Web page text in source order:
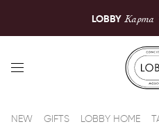
LOBBY Карта
NEW GIFTS LOBBY HOME